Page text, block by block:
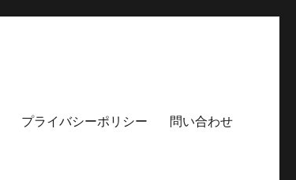
プライバシーポリシー 問い合わせ